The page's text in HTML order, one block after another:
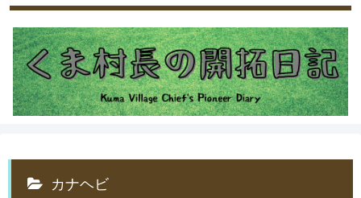
カナヘビ